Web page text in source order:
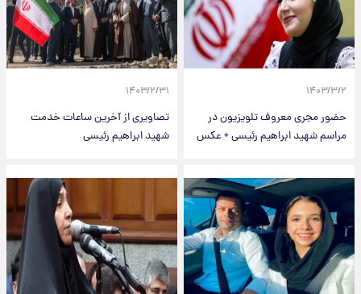
۱۴۰۳/۳/۲
حضور مجری معروف تلویزیون در
مراسم شهید ابراهیم رئیسی + عکس
۱۴۰۳/۲/۳۱
تصاویری از آخرین ساعات خدمت
شهید ابراهیم رئیسی